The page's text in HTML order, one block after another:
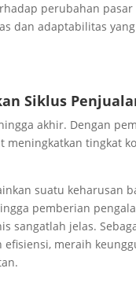
perubahan
dan adaptabilitas
Siklus
akhir. Dengan
tingkat
suatu keharusan
pemberian
sangatlah jelas.
meraih